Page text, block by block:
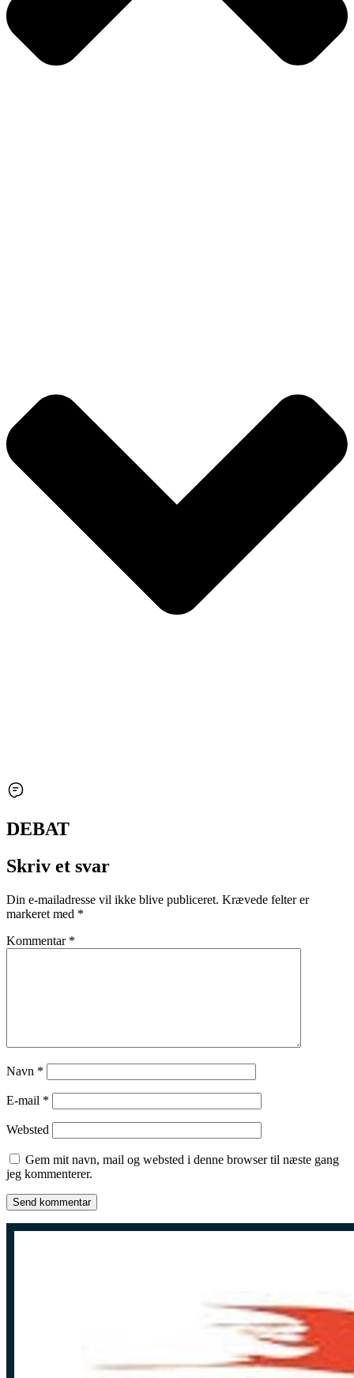
DEBAT
Skriv et svar
Din e-mailadresse vil ikke blive publiceret. Krævede felter er
markeret med *
Kommentar *
Navn *
E-mail *
Websted
Gem mit navn, mail og websted i denne browser til næste gang
jeg kommenterer.